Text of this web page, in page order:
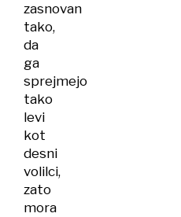
zasnovan
tako,
da
ga
sprejmejo
tako
levi
kot
desni
volilci,
zato
mora